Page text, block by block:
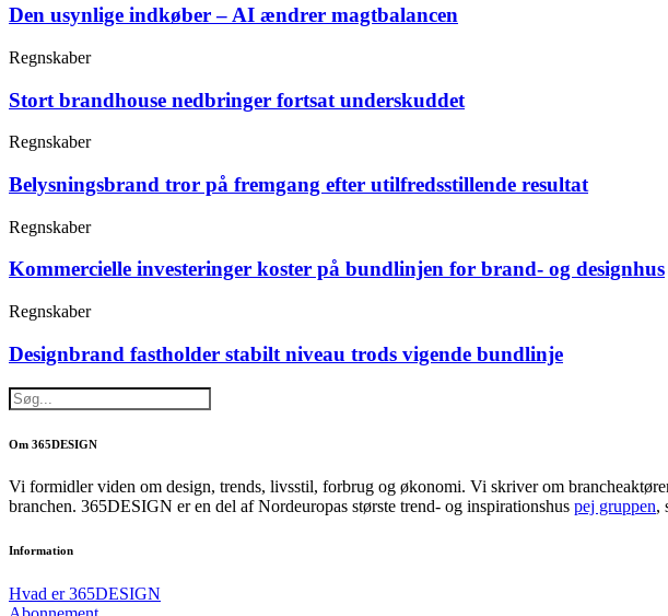
Den usynlige indkøber – AI ændrer magtbalancen
Regnskaber
Stort brandhouse nedbringer fortsat underskuddet
Regnskaber
Belysningsbrand tror på fremgang efter utilfredsstillende resultat
Regnskaber
Kommercielle investeringer koster på bundlinjen for brand- og designhus
Regnskaber
Designbrand fastholder stabilt niveau trods vigende bundlinje
Om 365DESIGN
Vi formidler viden om design, trends, livsstil, forbrug og økonomi. Vi skriver om
branchen. 365DESIGN er en del af Nordeuropas største trend- og inspirationshus pej gruppen,
Information
Hvad er 365DESIGN